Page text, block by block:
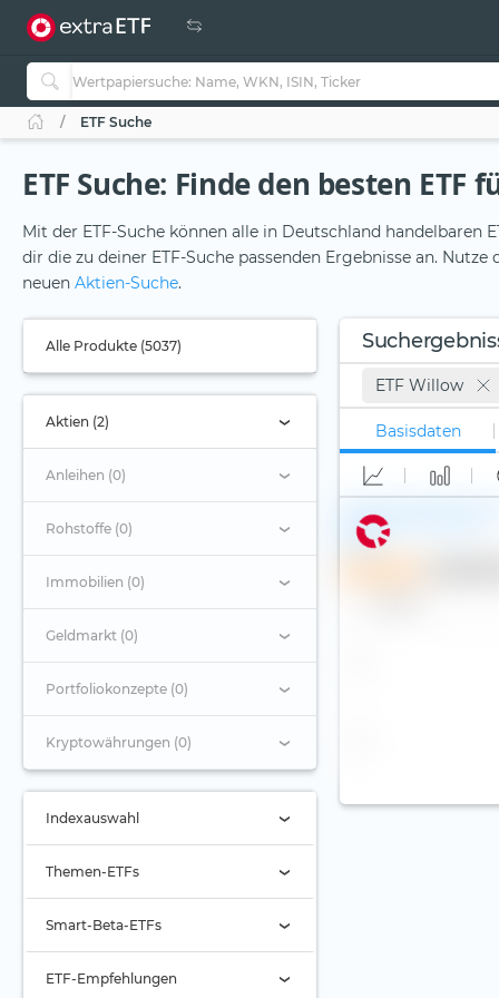
ETF Suche
ETF Suche: Finde den besten
Mit der ETF-Suche können alle in Deutschland handelbaren
dir die zu deiner ETF-Suche passenden Ergebnisse an.
neuen Aktien-Suche.
Alle Produkte (5037)
Aktien (2)
Anleihen (0)
Rohstoffe (0)
Immobilien (0)
Geldmarkt (0)
Portfoliokonzepte (0)
Kryptowährungen (0)
Indexauswahl
Indexauswahl
Themen-ETFs
Automobilbranche
Banken
Smart-Beta-ETFs
ETF-Empfehlungen
ETF Willow
Basisdaten
Equities UCITS ETF
(Dist)